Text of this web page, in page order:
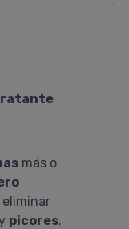
más o
picores.